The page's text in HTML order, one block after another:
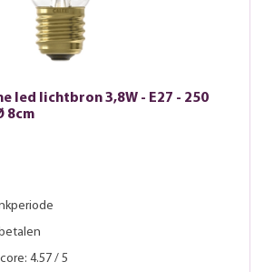
led lichtbron 3,8W - E27 - 250
8cm
4.57 / 5